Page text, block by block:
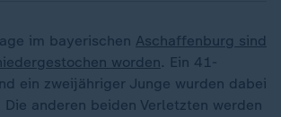
im bayerischen Aschaffenburg sind
worden. Ein 41-
ein zweijähriger Junge wurden dabei
anderen beiden Verletzten werden